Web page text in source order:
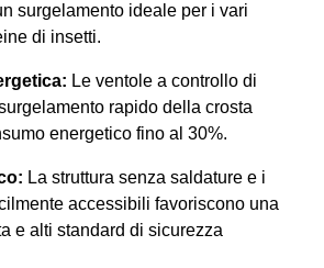
surgelamento ideale per i vari
di insetti.
Le ventole a controllo di
rapido della crosta
energetico fino al 30%.
La struttura senza saldature e i
accessibili favoriscono una
e alti standard di sicurezza